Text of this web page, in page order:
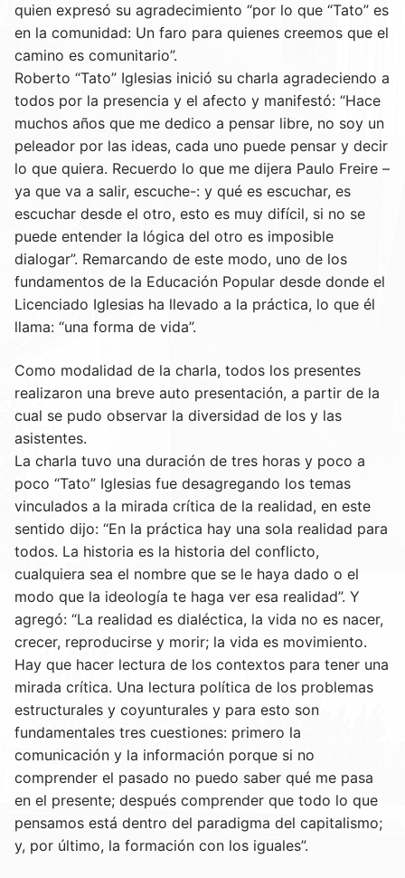
quien expresó su agradecimiento “por lo que “Tato” es
en la comunidad: Un faro para quienes creemos que el
camino es comunitario”.
Roberto “Tato” Iglesias inició su charla agradeciendo a
todos por la presencia y el afecto y manifestó: “Hace
muchos años que me dedico a pensar libre, no soy un
peleador por las ideas, cada uno puede pensar y decir
lo que quiera. Recuerdo lo que me dijera Paulo Freire –
ya que va a salir, escuche-: y qué es escuchar, es
escuchar desde el otro, esto es muy difícil, si no se
puede entender la lógica del otro es imposible
dialogar”. Remarcando de este modo, uno de los
fundamentos de la Educación Popular desde donde el
Licenciado Iglesias ha llevado a la práctica, lo que él
llama: “una forma de vida”.
Como modalidad de la charla, todos los presentes
realizaron una breve auto presentación, a partir de la
cual se pudo observar la diversidad de los y las
asistentes.
La charla tuvo una duración de tres horas y poco a
poco “Tato” Iglesias fue desagregando los temas
vinculados a la mirada crítica de la realidad, en este
sentido dijo: “En la práctica hay una sola realidad para
todos. La historia es la historia del conflicto,
cualquiera sea el nombre que se le haya dado o el
modo que la ideología te haga ver esa realidad”. Y
agregó: “La realidad es dialéctica, la vida no es nacer,
crecer, reproducirse y morir; la vida es movimiento.
Hay que hacer lectura de los contextos para tener una
mirada crítica. Una lectura política de los problemas
estructurales y coyunturales y para esto son
fundamentales tres cuestiones: primero la
comunicación y la información porque si no
comprender el pasado no puedo saber qué me pasa
en el presente; después comprender que todo lo que
pensamos está dentro del paradigma del capitalismo;
y, por último, la formación con los iguales”.